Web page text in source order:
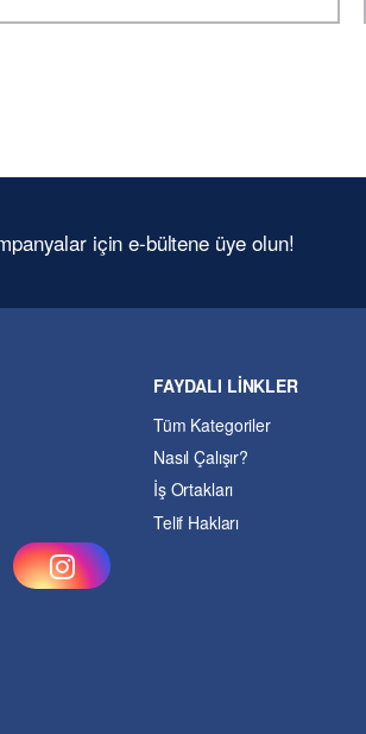
için e-bültene üye olun!
FAYDALI LİNKLER
Tüm Kategoriler
Nasıl Çalışır?
İş Ortakları
Telif Hakları